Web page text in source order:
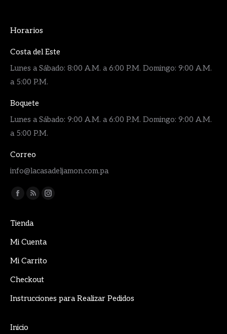
Horarios
Costa del Este
Lunes a Sábado: 8:00 A.M. a 6:00 P.M. Domingo: 9:00 A.M.
a 5:00 P.M.
Boquete
Lunes a Sábado: 9:00 A.M. a 6:00 P.M. Domingo: 9:00 A.M.
a 5:00 P.M.
Correo
info@lacasadeljamon.com.pa
Encuéntranos en:
Facebook
opens
in
window
Rss
opens
in
window
Instagram
Tienda
Mi Cuenta
Mi Carrito
Checkout
Instrucciones para Realizar Pedidos
Inicio